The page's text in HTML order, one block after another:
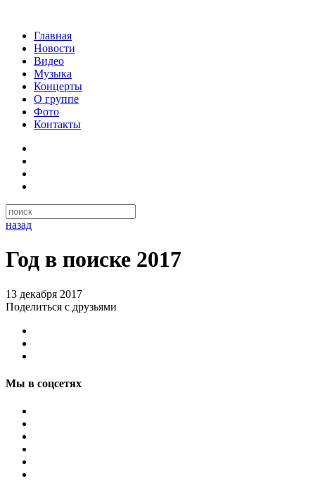
Главная
Новости
Видео
Музыка
Концерты
О группе
Фото
Контакты
назад
Год в поиске 2017
13 декабря 2017
Поделиться с друзьями
Мы в соцсетях